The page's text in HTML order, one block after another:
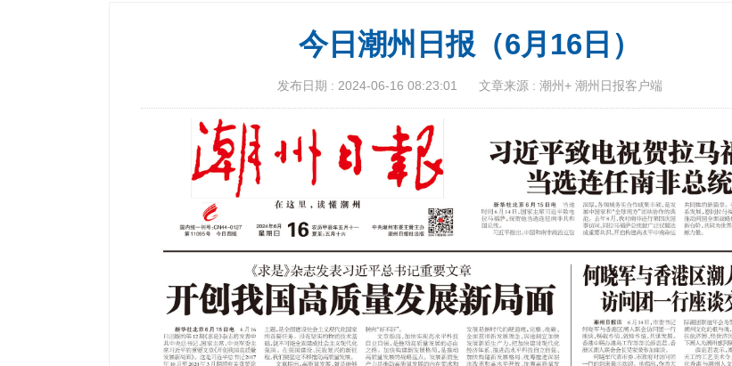
今日潮州日报（6月16日）
发布日期 : 2024-06-16 08:23:01 文章来源 : 潮州+ 潮州日报客户端